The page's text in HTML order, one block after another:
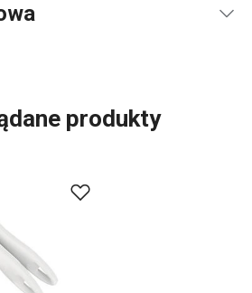
akcesoria kuchenne
wysokiej jakości, a
cenowo. W linii PRESTO
otwieracze
Akcesoria kuchenne PRESTO
produkty